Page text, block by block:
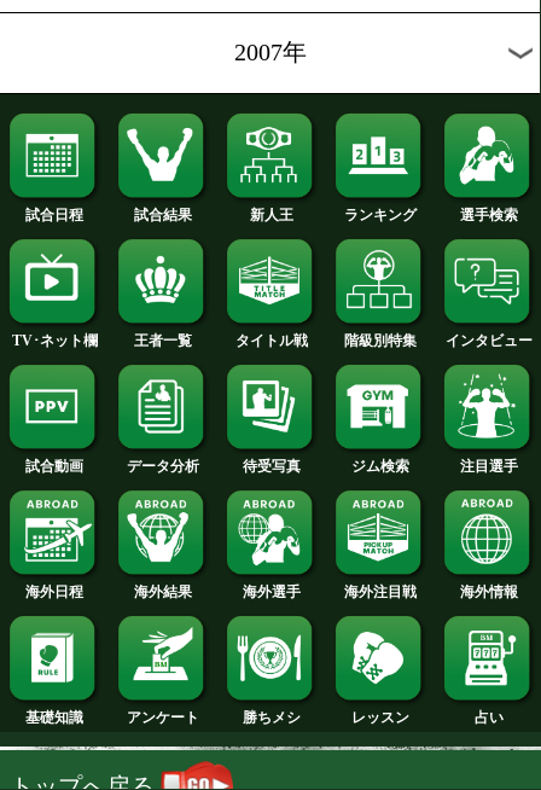
2015年
2014年
2013年
2012年
2011年
2010年